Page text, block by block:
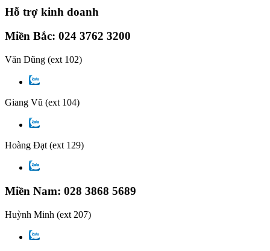
Hỗ trợ kinh doanh
Miền Bắc: 024 3762 3200
Văn Dũng (ext 102)
Giang Vũ (ext 104)
Hoàng Đạt (ext 129)
Miền Nam: 028 3868 5689
Huỳnh Minh (ext 207)